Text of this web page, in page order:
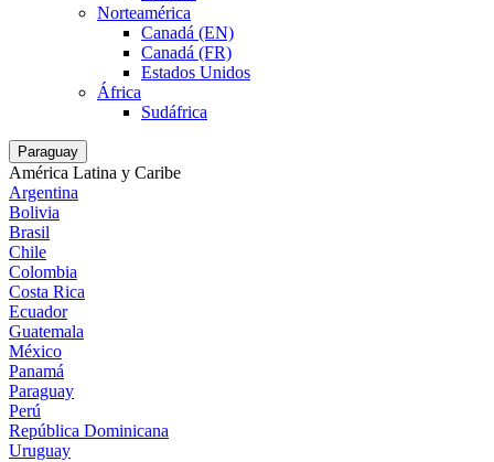
Norteamérica
Canadá (EN)
Canadá (FR)
Estados Unidos
África
Sudáfrica
Paraguay
América Latina y Caribe
Argentina
Bolivia
Brasil
Chile
Colombia
Costa Rica
Ecuador
Guatemala
México
Panamá
Paraguay
Perú
República Dominicana
Uruguay